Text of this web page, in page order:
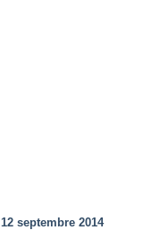
12 septembre 2014